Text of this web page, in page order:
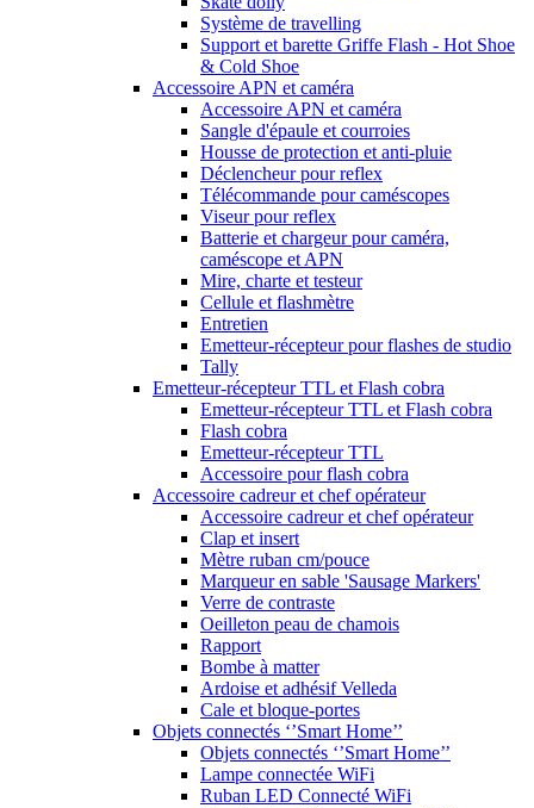
Système de travelling
Support et barette Griffe Flash - Hot Shoe
& Cold Shoe
Accessoire APN et caméra
Accessoire APN et caméra
Sangle d'épaule et courroies
Housse de protection et anti-pluie
Déclencheur pour reflex
Télécommande pour caméscopes
Viseur pour reflex
Batterie et chargeur pour caméra,
caméscope et APN
Mire, charte et testeur
Cellule et flashmètre
Entretien
Emetteur-récepteur pour flashes de studio
Tally
Emetteur-récepteur TTL et Flash cobra
Emetteur-récepteur TTL et Flash cobra
Flash cobra
Emetteur-récepteur TTL
Accessoire pour flash cobra
Accessoire cadreur et chef opérateur
Accessoire cadreur et chef opérateur
Clap et insert
Mètre ruban cm/pouce
Marqueur en sable 'Sausage Markers'
Verre de contraste
Oeilleton peau de chamois
Rapport
Bombe à matter
Ardoise et adhésif Velleda
Cale et bloque-portes
Objets connectés ‘’Smart Home’’
Objets connectés ‘’Smart Home’’
Lampe connectée WiFi
Ruban LED Connecté WiFi